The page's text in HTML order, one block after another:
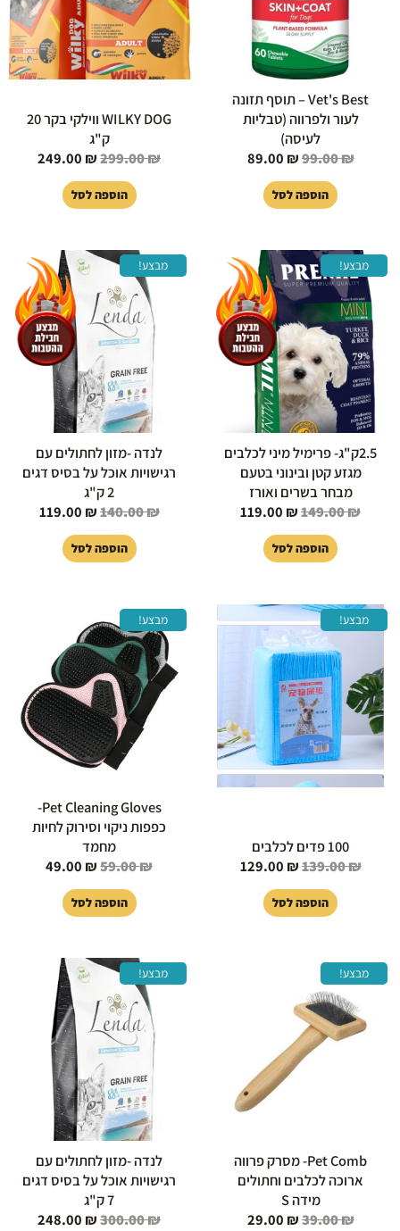
Vet's Best – תוסף תזונה
לעור ולפרווה (טבליות
לעיסה)
99.00₪
89.00 ₪
הוספה לסל
WILKY DOG ווילקי בקר 20
ק"ג
299.00₪
249.00 ₪
הוספה לסל
מבצע!
2.5ק"ג- פרימיל מיני לכלבים
מגזע קטן ובינוני בטעם
מבחר בשרים ואורז
149.00₪
המחיר
המקורי
היה:
149.00 ₪.
119.00 ₪
המחיר
הנוכחי
הוא:
119.00 ₪.
הוספה לסל
מבצע!
לנדה -מזון לחתולים עם
רגישויות אוכל על בסיס דגים
2 ק"ג
140.00₪
המחיר
המקורי
היה:
140.00 ₪.
119.00 ₪
המחיר
הנוכחי
הוא:
₪.
הוספה לסל
מבצע!
100 פדים לכלבים
139.00₪
המחיר
המקורי
היה:
139.00 ₪.
129.00 ₪
הנוכחי
הוספה לסל
מבצע!
Pet Cleaning Gloves-
כפפות ניקוי וסירוק לחיות
מחמד
59.00₪
המקורי
היה:
59.00 ₪.
49.00 ₪
הוספה לסל
מבצע!
Pet Comb- מסרק פרווה
ארוכה לכלבים וחתולים
מידה S
39.00₪
היה:
39.00 ₪.
29.00 ₪
מבצע!
לנדה -מזון לחתולים עם
רגישויות אוכל על בסיס דגים
7 ק"ג
300.00₪
המחיר
המקורי
היה:
300.00 ₪.
248.00 ₪